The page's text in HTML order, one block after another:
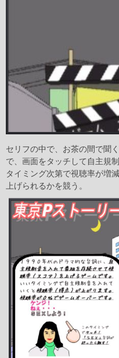
セリフの中で、お茶の間で聞
で、画面をタッチして自主規
タイミング次第で視聴率が増
上げられるかを競う。